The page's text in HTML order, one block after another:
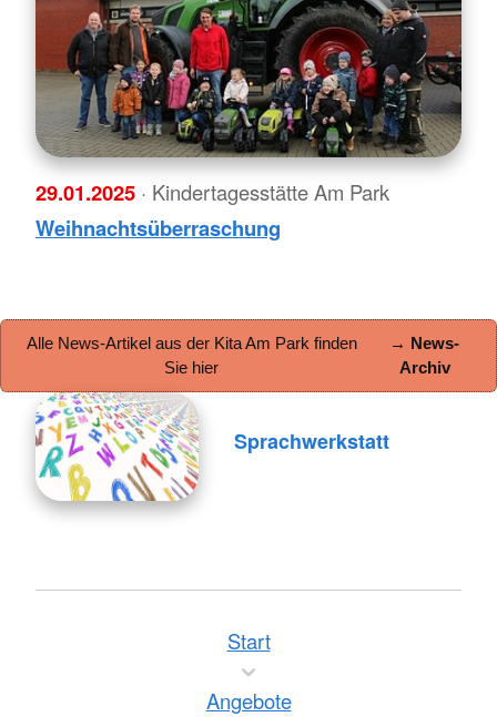
29.01.2025 · Kindertagesstätte Am Park
Weihnachtsüberraschung
Alle News-Artikel aus der Kita Am Park finden
Sie hier
→ News-
Archiv
Sprachwerkstatt
Start
Angebote